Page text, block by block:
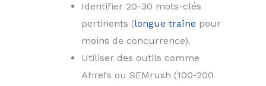
Identifier 20-30 mots-clés
pertinents (longue traîne pour
moins de concurrence).
Utiliser des outils comme
Ahrefs ou SEMrush (100-200